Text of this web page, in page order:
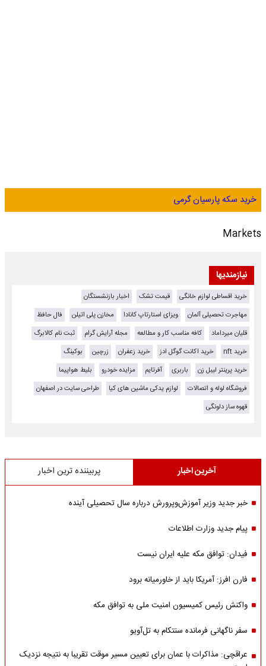
خرید سکه پارسیان گرمی
Markets
نیازمندیها
خرید اقساطی لوازم خانگی قیمت تشک
اخبار بازنشستگان
مهاجرت تحصیلی آلمان
ویزای استارتاپ کانادا مخازن پلی اتیلن
فال حافظ
قلیان میرداماد
کافه مناسب کار و مطالعه مجله آرایش گرام
ثبت نام کالابرگ
خرید nft
خرید اکانت گوگل ادز خرید زعفران زرچین
بوکینگ
خرید پرینتر لیبل زن
باربری آفرتایم مزایده خودرو
بلیط هواپیما
فروشگاه لوله و اتصالات
لوازم یدکی ماشین های کیا
طراحی سایت در اصفهان
قهوه ساز دلونگی
آخرین اخبار پربیننده ترین اخبار
خبر جدید وزیر آموزش‌وپرورش درباره سال تحصیلی آینده
پیام جدید وزارت اطلاعات
فیدان: توافق مکه علیه ایران نیست
فارن افرز: آمریکا باید از خاورمیانه برود
واکنش رئیس کمیسیون امنیت ملی به توافق مکه
سفر ناگهانی فرمانده سنتکام به تل‌آویو
عراقچی: مذاکرات با عمان برای تعیین مسیر موقت تقریبا به نتیجه نزدیک